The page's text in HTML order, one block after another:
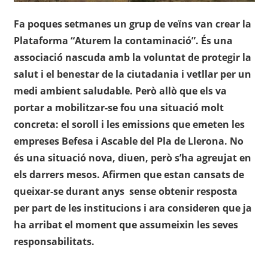
Fa poques setmanes un grup de veïns van crear la
Plataforma “Aturem la contaminació”. És una
associació nascuda amb la voluntat de protegir la
salut i el benestar de la ciutadania i vetllar per un
medi ambient saludable. Però allò que els va
portar a mobilitzar-se fou una situació molt
concreta: el soroll i les emissions que emeten les
empreses Befesa i Ascable del Pla de Llerona. No
és una situació nova, diuen, però s’ha agreujat en
els darrers mesos. Afirmen que estan cansats de
queixar-se durant anys sense obtenir resposta
per part de les institucions i ara consideren que ja
ha arribat el moment que assumeixin les seves
responsabilitats.